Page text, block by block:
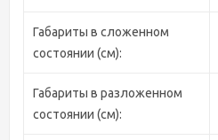
Габариты в сложенном
состоянии (см):
Габариты в разложенном
состоянии (см):